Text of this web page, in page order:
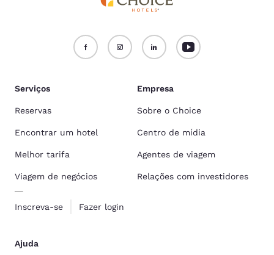
Serviços
Reservas
Encontrar um hotel
Melhor tarifa
Viagem de negócios
Inscreva-se Fazer login
Empresa
Sobre o Choice
Centro de mídia
Agentes de viagem
Relações com investidores
Ajuda